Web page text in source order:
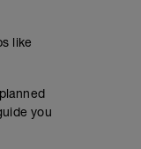
like
you